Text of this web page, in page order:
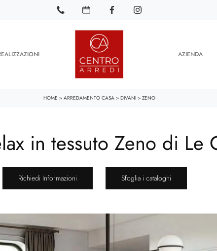
AZIENDA
HOME > ARREDAMENTO CASA> DIVANI > ZENO
in tessuto Zeno di Le
Richiedi Informazioni Sfoglia i cataloghi